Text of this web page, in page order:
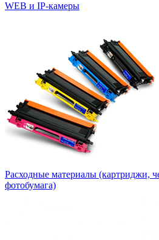
WEB и IP-камеры
Расходные материалы (картриджи,
фотобумага)